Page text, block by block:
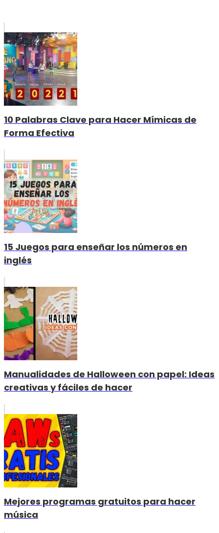
10 Palabras Clave para Hacer Mímicas de
Forma Efectiva
15 Juegos para enseñar los números en
inglés
Manualidades de Halloween con papel: Ideas
creativas y fáciles de hacer
Mejores programas gratuitos para hacer
música